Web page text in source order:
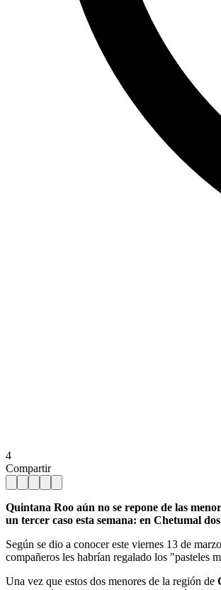
4
Compartir
Quintana Roo aún no se repone de las
un tercer caso esta semana: en Chetumal
Según se dio a conocer este viernes 13 de
compañeros les habrían regalado los "pasteles
Una vez que estos dos menores de la región de